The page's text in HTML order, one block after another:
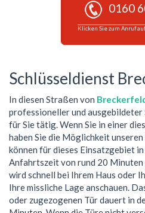
0160
Klicken Sie zum Anruf
Schlüsseldienst
In diesen Straßen von
professioneller und ausgebildeter
für Sie tätig. Wenn Sie in einer
haben Sie die Möglichkeit
können für dieses Einsatzgebiet in
Anfahrtszeit von rund 20
wird schnell bei Ihrem Haus oder
Ihre missliche Lage anschauen.
oder zugezogenen Tür dauert in